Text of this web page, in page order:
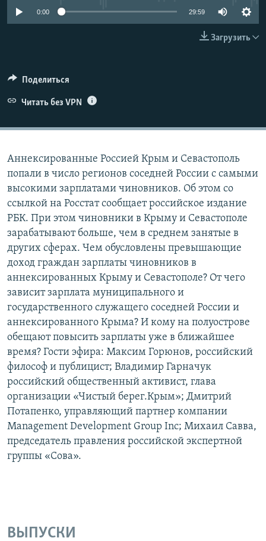
ПОБЕДИТЕЛЕЙ НЕ СУДЯТ?
УКРАИНСКАЯ ПРОБЛЕМА КРЫМА
ПРИСОЕДИНЯЙТЕСЬ!
0:00 29:59
Загрузить
Поделиться
Читать без VPN
Аннексированные Россией Крым и Севастополь
попали в число регионов соседней России с самыми
высокими зарплатами чиновников. Об этом со
ссылкой на Росстат сообщает российское издание
РБК. При этом чиновники в Крыму и Севастополе
зарабатывают больше, чем в среднем занятые в
других сферах. Чем обусловлены превышающие
доход граждан зарплаты чиновников в
аннексированных Крыму и Севастополе? От чего
зависит зарплата муниципального и
государственного служащего соседней России и
аннексированного Крыма? И кому на полуострове
обещают повысить зарплаты уже в ближайшее
время? Гости эфира: Максим Горюнов, российский
философ и публицист; Владимир Гарначук
российский общественный активист, глава
организации «Чистый берег.Крым»; Дмитрий
Потапенко, управляющий партнер компании
Management Development Group Inc; Михаил Савва,
председатель правления российской экспертной
группы «Сова».
ВЫПУСКИ